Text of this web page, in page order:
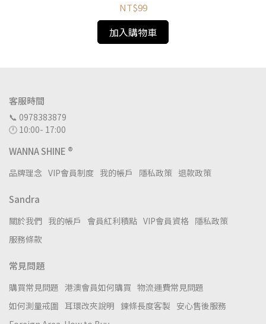
NT$99
加入購物車
客服時間
📞 0978383879
🕛 10:00- 17:00
WANNA SHINE ®
品牌理念 VIP會員制度 我的帳戶 隱私政策 退款政策
Sandra
關於我們 我的帳戶 會員紅利積點 VIP會員資格 隱私政策
服務條款
常見問題
購買常見問題 港澳會員如何購買 物流運費常見問題
如何測量戒圍 耳環改夾說明 鍊條長度客製 安心售後服務